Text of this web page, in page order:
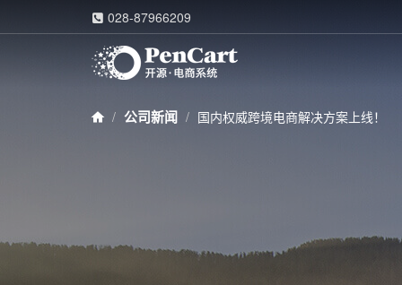
 028-87966209
 公司新闻 国内权威跨境电商解决方案上线！